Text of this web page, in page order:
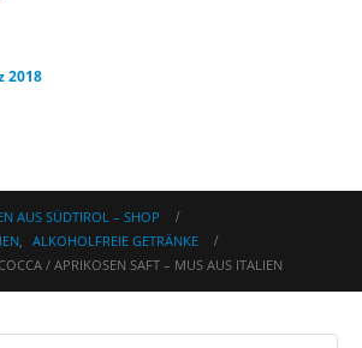
2018
AUS SÜDTIROL – SHOP
, ALKOHOLFREIE GETRÄNKE
/ APRIKOSEN SAFT – MUS AUS ITALIEN